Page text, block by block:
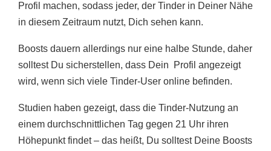
Profil machen, sodass jeder, der Tinder in Deiner Nähe
in diesem Zeitraum nutzt, Dich sehen kann.
Boosts dauern allerdings nur eine halbe Stunde, daher
solltest Du sicherstellen, dass Dein Profil angezeigt
wird, wenn sich viele Tinder-User online befinden.
Studien haben gezeigt, dass die Tinder-Nutzung an
einem durchschnittlichen Tag gegen 21 Uhr ihren
Höhepunkt findet – das heißt, Du solltest Deine Boosts